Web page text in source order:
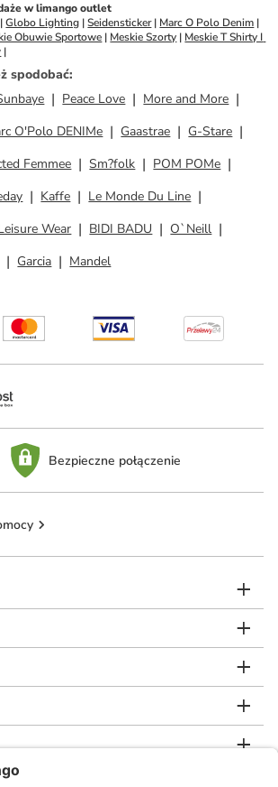
w limango outlet
| Globo Lighting | Seidensticker | Marc O Polo Denim
Obuwie Sportowe | Meskie Szorty | Meskie T Shirty I
|
spodobać:
Peace Love
More and More
O'Polo DENIMe Gaastrae
G-Stare
Femmee Sm?folk
POM POMe
Kaffe
Le Monde Du Line
Wear BIDI BADU
O`Neill
Garcia Mandel
Bezpieczne połączenie